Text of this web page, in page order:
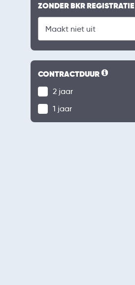
ZONDER BKR REGISTRATIE
CONTRACTDUUR
2 jaar
1 jaar